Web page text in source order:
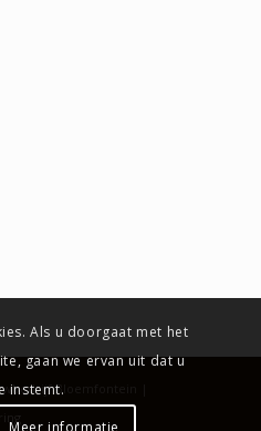
Bloemfontein |
Als u doorgaat met het
gaan we ervan uit dat u
instemt.